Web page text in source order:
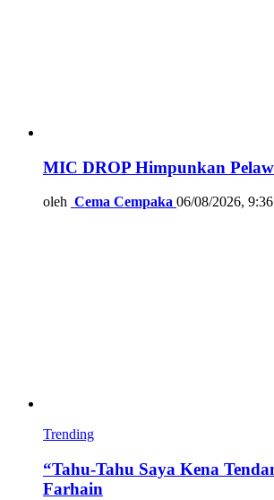
MIC DROP Himpunkan
oleh Cema Cempaka 06/08/2026,
Trending
“Tahu-Tahu Saya Kena
Farhain